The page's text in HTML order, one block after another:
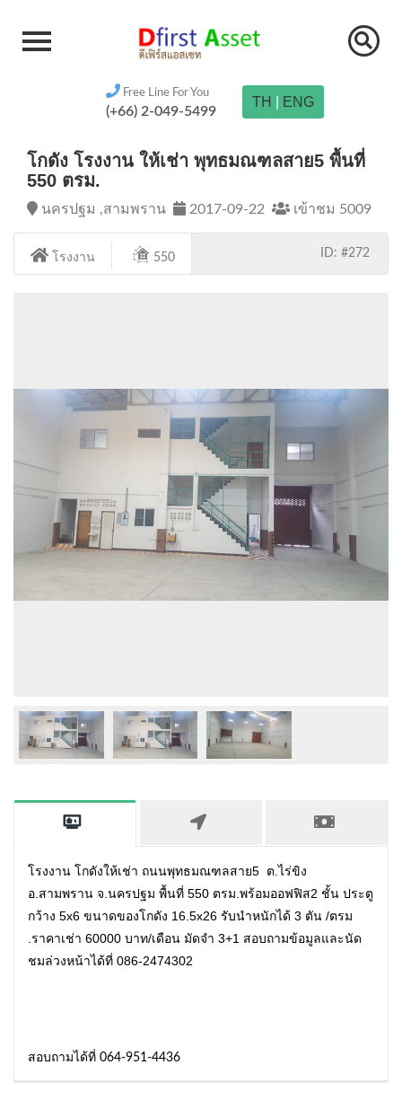
Free Line For You
(+66) 2-049-5499
TH ENG
โกดัง โรงงาน ให้เช่า พุทธมณฑลสาย5 พื้นที่
550 ตรม.
นครปฐม ,สามพราน 2017-09-22 เข้าชม 5009
โรงงาน 550 ID: #272
โรงงาน โกดังให้เช่า ถนนพุทธมณฑลสาย5 ต.ไร่ขิง
อ.สามพราน จ.นครปฐม พื้นที่ 550 ตรม.พร้อมออฟฟิส2 ชั้น ประตู
กว้าง 5x6 ขนาดของโกดัง 16.5x26 รับนำหนักได้ 3 ตัน /ตรม
.ราคาเช่า 60000 บาท/เดือน มัดจำ 3+1 สอบถามข้อมูลและนัด
ชมล่วงหน้าได้ที่ 086-2474302
สอบถามได้ที่ 064-951-4436